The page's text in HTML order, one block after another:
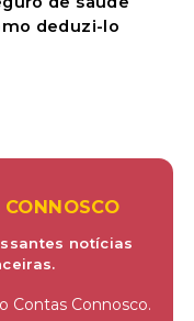
deduzi-lo
notícias
Contas Connosco.